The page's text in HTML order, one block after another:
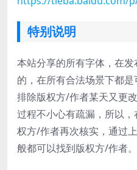
特别说明
本站分享的所有字体，在
的，在所有合法场景下都
排除版权方/作者某天又更
过程不小心有疏漏，所以
权方/作者再次核实，通过
般都可以找到版权方/作者。